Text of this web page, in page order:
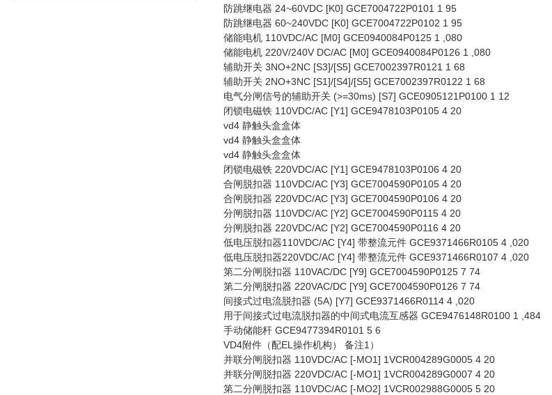
防跳继电器 24~60VDC [K0] GCE7004722P0101 1 95
防跳继电器 60~240VDC [K0] GCE7004722P0102 1 95
储能电机 110VDC/AC [M0] GCE0940084P0125 1 ,080
储能电机 220V/240V DC/AC [M0] GCE0940084P0126 1 ,080
辅助开关 3NO+2NC [S3]/[S5] GCE7002397R0121 1 68
辅助开关 2NO+3NC [S1]/[S4]/[S5] GCE7002397R0122 1 68
电气分闸信号的辅助开关 (>=30ms) [S7] GCE0905121P0100 1 12
闭锁电磁铁 110VDC/AC [Y1] GCE9478103P0105 4 20
vd4 静触头盒盒体
vd4 静触头盒盒体
vd4 静触头盒盒体
闭锁电磁铁 220VDC/AC [Y1] GCE9478103P0106 4 20
合闸脱扣器 110VDC/AC [Y3] GCE7004590P0105 4 20
合闸脱扣器 220VDC/AC [Y3] GCE7004590P0106 4 20
分闸脱扣器 110VDC/AC [Y2] GCE7004590P0115 4 20
分闸脱扣器 220VDC/AC [Y2] GCE7004590P0116 4 20
低电压脱扣器110VDC/AC [Y4] 带整流元件 GCE9371466R0105 4 ,020
低电压脱扣器220VDC/AC [Y4] 带整流元件 GCE9371466R0107 4 ,020
第二分闸脱扣器 110VAC/DC [Y9] GCE7004590P0125 7 74
第二分闸脱扣器 220VAC/DC [Y9] GCE7004590P0126 7 74
间接式过电流脱扣器 (5A) [Y7] GCE9371466R0114 4 ,020
用于间接式过电流脱扣器的中间式电流互感器 GCE9476148R0100 1 ,484
手动储能杆 GCE9477394R0101 5 6
VD4附件（配EL操作机构） 备注1）
并联分闸脱扣器 110VDC/AC [-MO1] 1VCR004289G0005 4 20
并联分闸脱扣器 220VDC/AC [-MO1] 1VCR004289G0007 4 20
第二分闸脱扣器 110VDC/AC [-MO2] 1VCR002988G0005 5 20